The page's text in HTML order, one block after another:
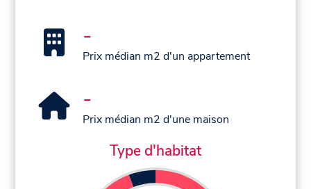
-
Prix médian m2 d'un appartement
-
Prix médian m2 d'une maison
Type d'habitat